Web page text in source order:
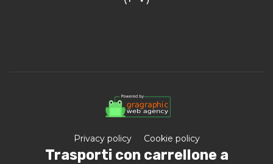
Privacy policy Cookie policy
Trasporti con carrellone a